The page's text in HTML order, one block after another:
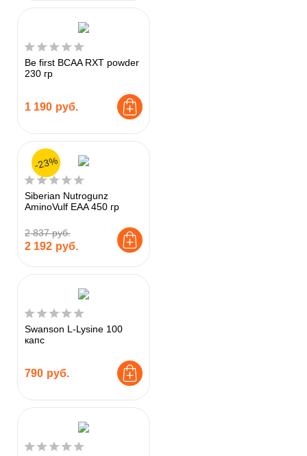
Be first BCAA RXT powder
230 гр
1 190 руб.
Siberian Nutrogunz
AminoVulf EAA 450 гр
2 837 руб.
2 192 руб.
-23%
Swanson L-Lysine 100
капс
790 руб.